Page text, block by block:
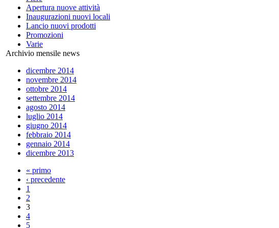
Apertura nuove attività
Inaugurazioni nuovi locali
Lancio nuovi prodotti
Promozioni
Varie
Archivio mensile news
dicembre 2014
novembre 2014
ottobre 2014
settembre 2014
agosto 2014
luglio 2014
giugno 2014
febbraio 2014
gennaio 2014
dicembre 2013
« primo
‹ precedente
1
2
3
4
5